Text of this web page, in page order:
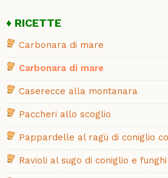
RICETTE
Carbonara di mare
Carbonara di mare
Caserecce alla montanara
Paccheri allo scoglio
Pappardelle al ragù di coniglio
Ravioli al sugo di coniglio e